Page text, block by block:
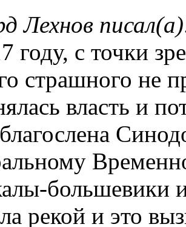
Лехнов
году, с точки
страшного не
власть и
большевики
рекой и это